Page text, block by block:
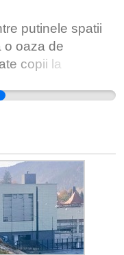
putinele spatii
o oaza de
copii la
de un loc